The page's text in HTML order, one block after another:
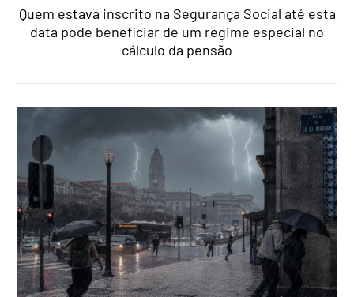
Quem estava inscrito na Segurança Social até esta
data pode beneficiar de um regime especial no
cálculo da pensão